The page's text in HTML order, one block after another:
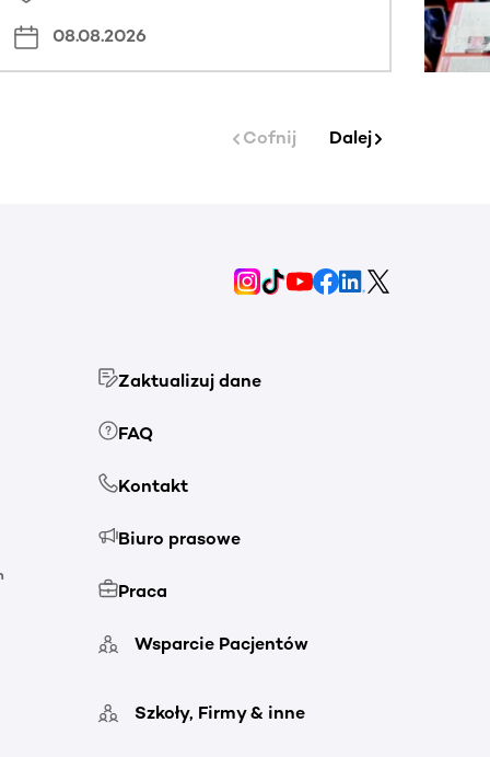
08.08.2026
Cofnij Dalej
Zaktualizuj dane
FAQ
Kontakt
Biuro prasowe
Praca
Wsparcie Pacjentów
Szkoły, Firmy & inne